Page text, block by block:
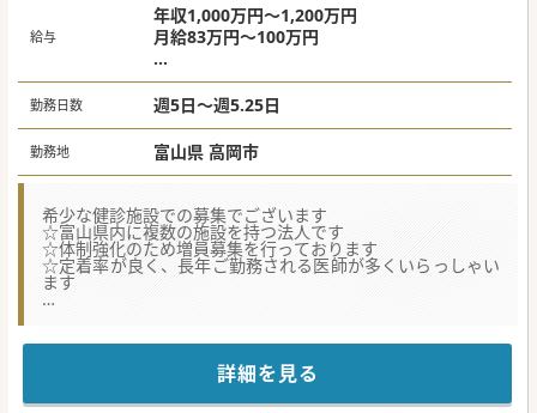
給与
年収1,000万円～1,200万円
月給83万円～100万円
※ご経歴等に応じ決定
勤務日数 週5日～週5.25日
勤務地 富山県 高岡市
希少な健診施設での募集でございます
☆富山県内に複数の施設を持つ法人です
☆体制強化のため増員募集を行っております
☆定着率が良く、長年ご勤務される医師が多くいらっしゃい
ます
おります。
週4日勤務など、働き方のご相談も可能ですので、
ご興味ございましたらまずはお気軽にお問い合わせくださ
い。
詳細を見る